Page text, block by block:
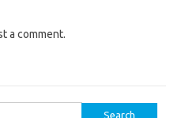
a comment.